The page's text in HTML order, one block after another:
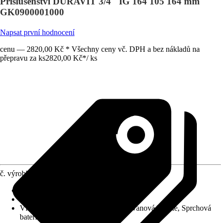
GK0900001000
Napsat první hodnocení
cenu — 2820,00 Kč * Všechny ceny vč. DPH a bez nákladů na
přepravu za ks2820,00 Kč*/ ks
č. výrobku
Vhodné pro
Termostatická baterie, Vanová baterie, Sprchová
baterie